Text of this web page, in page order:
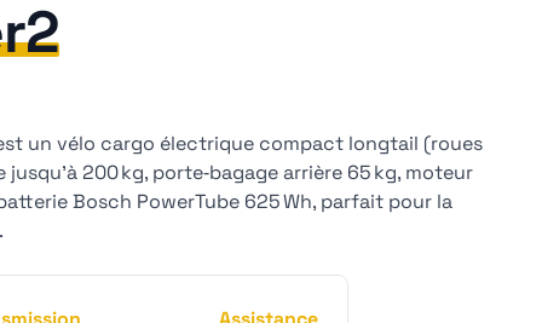
un vélo cargo électrique compact longtail (roues
200 kg, porte‑bagage arrière 65 kg, moteur
Bosch PowerTube 625 Wh, parfait pour la